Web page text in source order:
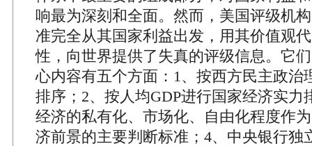
响最为深刻和全面。然而，美国评级机
准完全从其国家利益出发，用其价值观
性，向世界提供了失真的评级信息。它
心内容有五个方面：1、按西方民主政治
排序；2、按人均GDP进行国家经济实力
经济的私有化、市场化、自由化程度作
济前景的主要判断标准；4、中央银行独